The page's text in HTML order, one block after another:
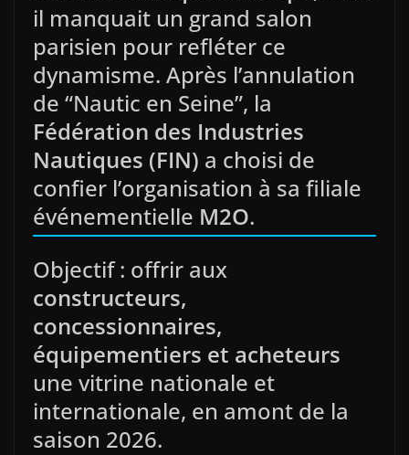
il manquait un grand salon
parisien pour refléter ce
dynamisme. Après l’annulation
de “Nautic en Seine”, la
Fédération des Industries
Nautiques (FIN) a choisi de
confier l’organisation à sa filiale
événementielle M2O.
Objectif : offrir aux
constructeurs,
concessionnaires,
équipementiers et acheteurs
une vitrine nationale et
internationale, en amont de la
saison 2026.